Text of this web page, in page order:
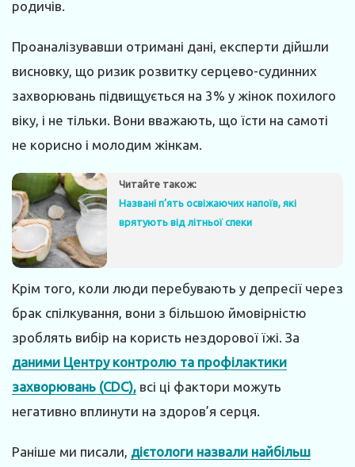
родичів.
Проаналізувавши отримані дані, експерти дійшли
висновку, що ризик розвитку серцево-судинних
захворювань підвищується на 3% у жінок похилого
віку, і не тільки. Вони вважають, що їсти на самоті
не корисно і молодим жінкам.
Читайте також:
Названі п’ять освіжаючих напоїв, які
врятують від літньої спеки
Крім того, коли люди перебувають у депресії через
брак спілкування, вони з більшою ймовірністю
зроблять вибір на користь нездорової їжі. За
даними Центру контролю та профілактики
захворювань (CDC), всі ці фактори можуть
негативно вплинути на здоров’я серця.
Раніше ми писали, дієтологи назвали найбільш